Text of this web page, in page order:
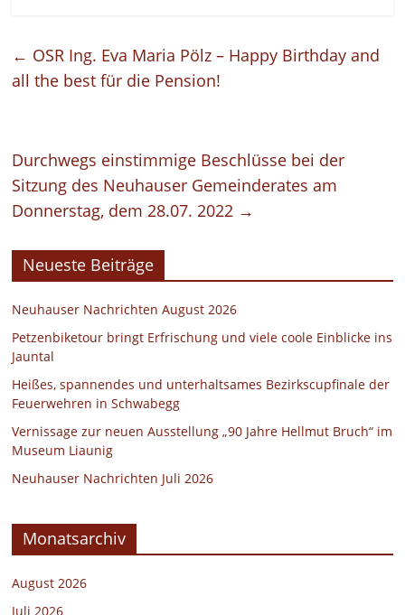
← OSR Ing. Eva Maria Pölz – Happy Birthday and
all the best für die Pension!
Durchwegs einstimmige Beschlüsse bei der
Sitzung des Neuhauser Gemeinderates am
Donnerstag, dem 28.07. 2022 →
Neueste Beiträge
Neuhauser Nachrichten August 2026
Petzenbiketour bringt Erfrischung und viele coole Einblicke ins
Jauntal
Heißes, spannendes und unterhaltsames Bezirkscupfinale der
Feuerwehren in Schwabegg
Vernissage zur neuen Ausstellung „90 Jahre Hellmut Bruch“ im
Museum Liaunig
Neuhauser Nachrichten Juli 2026
Monatsarchiv
August 2026
Juli 2026